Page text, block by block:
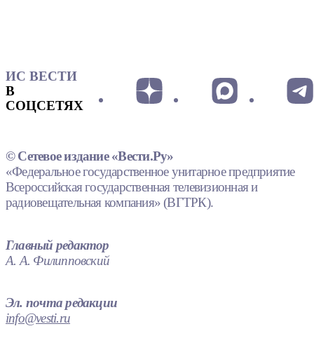
ИС ВЕСТИ
В
СОЦСЕТЯХ
© Сетевое издание «Вести.Ру»
«Федеральное государственное унитарное предприятие
Всероссийская государственная телевизионная и
радиовещательная компания» (ВГТРК).
Главный редактор
А. А. Филипповский
Эл. почта редакции
info@vesti.ru